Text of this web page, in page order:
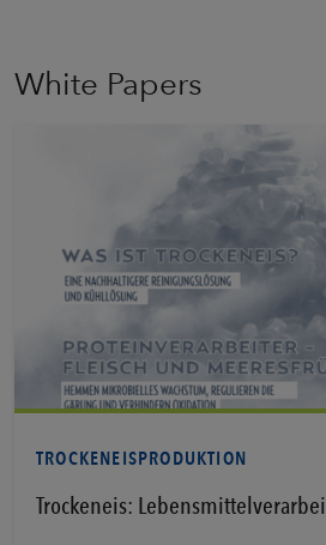
White Papers
TROCKENEISPRODUKTION
Trockeneis:
Erfahren Sie mehr